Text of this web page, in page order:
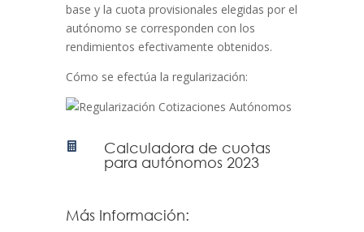
base y la cuota provisionales elegidas por el
autónomo se corresponden con los
rendimientos efectivamente obtenidos.
Cómo se efectúa la regularización:

Calculadora de cuotas
para autónomos 2023
Más Información: